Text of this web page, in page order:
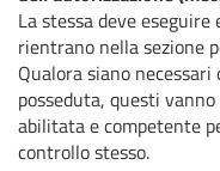
La stessa deve
rientrano nella sezione
Qualora siano
posseduta, questi
abilitata e competente
controllo stesso.